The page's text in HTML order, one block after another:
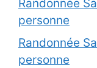
Randonnée
personne
Randonnée
personne